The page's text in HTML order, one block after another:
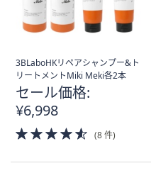
3BLaboHKリペアシャンプー&ト
リートメントMiki Meki各2本
セール価格:
¥6,998
4.5
of
(8 件)